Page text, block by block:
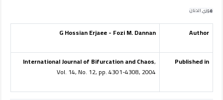
فوزي الدنان
Author
G Hossian Erjaee - Fozi M. Dannan
Published in
International Journal of Bifurcation and Chaos,
Vol. 14, No. 12, pp. 4301-4308, 2004